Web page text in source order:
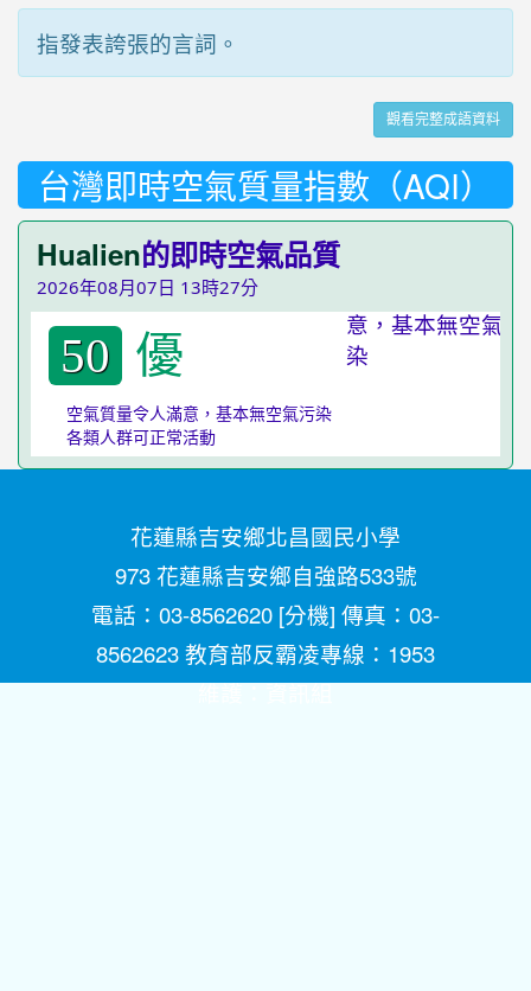
指發表誇張的言詞。
觀看完整成語資料
台灣即時空氣質量指數（AQI）
Hualien的即時空氣品質
2026年08月07日 13時27分
50 優
空氣質量令人滿意，基本無空氣污染
各類人群可正常活動
花蓮縣吉安鄉北昌國民小學
973 花蓮縣吉安鄉自強路533號
電話：03-8562620 [分機] 傳真：03-
8562623 教育部反霸凌專線：1953
維護：資訊組